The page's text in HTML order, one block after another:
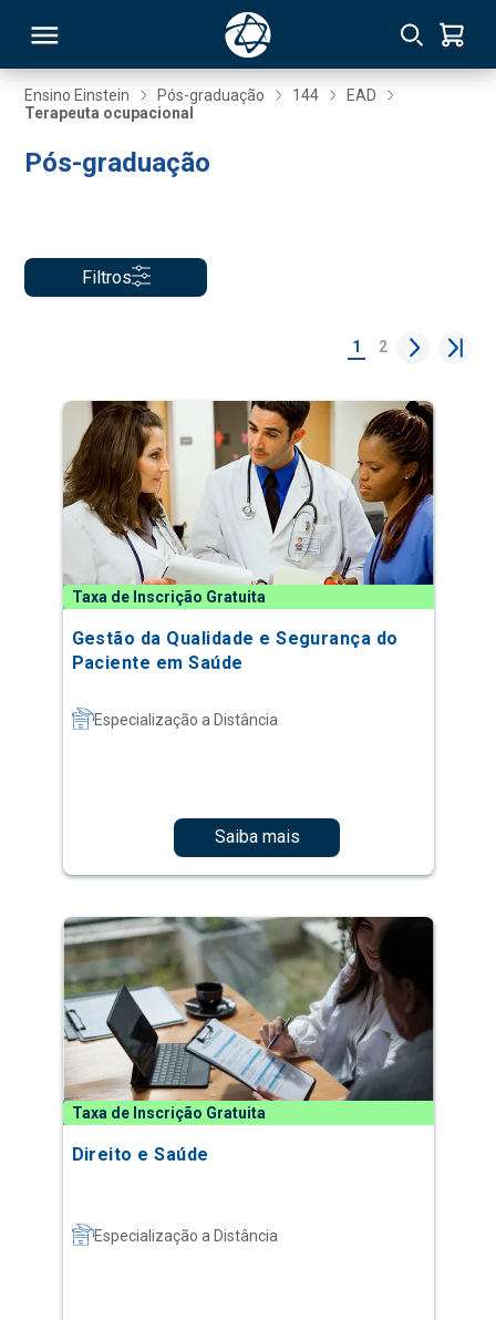
Ensino Einstein Pós-graduação 144
EAD
Terapeuta ocupacional
Pós-graduação
Filtros
1 2
Taxa de Inscrição Gratuita
Gestão da Qualidade e Segurança do
Paciente em Saúde
Especialização a Distância
Saiba mais
Taxa de Inscrição Gratuita
Direito e Saúde
Especialização a Distância